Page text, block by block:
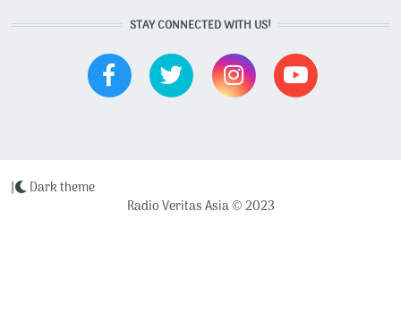
STAY CONNECTED WITH US!
Radio Veritas Asia © 2023
| Dark theme